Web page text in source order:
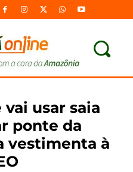
usar saia
ponte da
vestimenta à